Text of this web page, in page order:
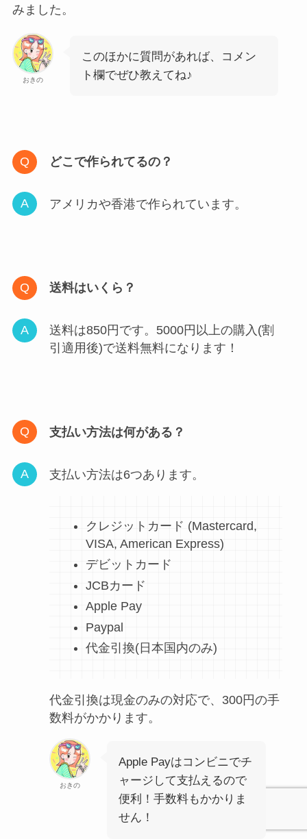
みました。
おきの
このほかに質問があれば、コメン
ト欄でぜひ教えてね♪
どこで作られてるの？
アメリカや香港で作られています。
送料はいくら？
送料は850円です。5000円以上の購入(割
引適用後)で送料無料になります！
支払い方法は何がある？
支払い方法は6つあります。
クレジットカード (Mastercard,
VISA, American Express)
デビットカード
JCBカード
Apple Pay
Paypal
代金引換(日本国内のみ)
代金引換は現金のみの対応で、300円の手
数料がかかります。
おきの
Apple Payはコンビニでチ
ャージして支払えるので
便利！手数料もかかりま
せん！